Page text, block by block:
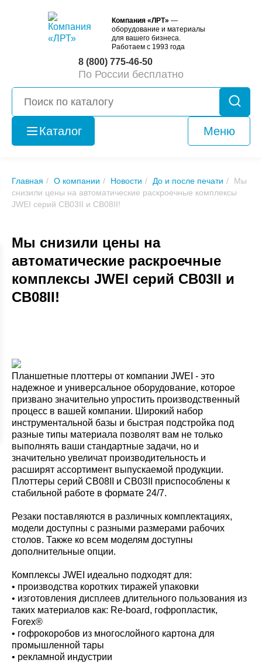
Компания «ЛРТ» —
оборудование и материалы
для вашего бизнеса.
Работаем с 1993 года
8 (800) 775-46-50
По России бесплатно
Каталог Меню
Оборудование
б/у
Главная О компании Новости До и после печати
Мы
снизили цены на автоматические раскроечные комплексы
JWEI серий CB03II и CB08II!
Мы снизили цены на
автоматические раскроечные
комплексы JWEI серий CB03II и
CB08II!
Планшетные плоттеры от компании JWEI - это
надежное и универсальное оборудование, которое
призвано значительно упростить производственный
процесс в вашей компании. Широкий набор
инструментальной базы и быстрая подстройка под
разные типы материала позволят вам не только
выполнять ваши стандартные задачи, но и
значительно увеличат производительность и
расширят ассортимент выпускаемой продукции.
Плоттеры серий CB08II и CB03II приспособлены к
стабильной работе в формате 24/7.
Резаки поставляются в различных комплектациях,
модели доступны с разными размерами рабочих
столов. Также ко всем моделям доступны
дополнительные опции.
Комплексы JWEI идеально подходят для:
• производства коротких тиражей упаковки
• изготовления дисплеев длительного пользования из
таких материалов как: Re-board, гофропластик,
Forex®
• гофрокоробов из многослойного картона для
промышленной тары
• рекламной индустрии